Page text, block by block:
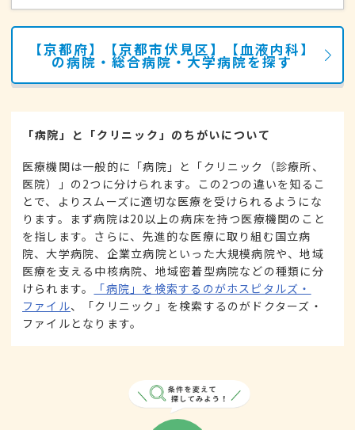
【京都府】【京都市伏見区】【血液内科】
の病院・総合病院・大学病院を探す
「病院」と「クリニック」のちがいについて
医療機関は一般的に「病院」と「クリニック（診療所、
医院）」の2つに分けられます。この2つの違いを知るこ
とで、よりスムーズに適切な医療を受けられるようにな
ります。まず病院は20以上の病床を持つ医療機関のこと
を指します。さらに、先進的な医療に取り組む国立病
院、大学病院、企業立病院といった大規模病院や、地域
医療を支える中核病院、地域密着型病院などの種類に分
けられます。
「病院」を検索するのがホスピタルズ・
ファイル、「クリニック」を検索するのがドクターズ・
ファイルとなります。